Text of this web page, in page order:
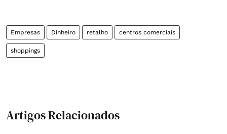
Empresas Dinheiro retalho centros comerciais
shoppings
Artigos Relacionados